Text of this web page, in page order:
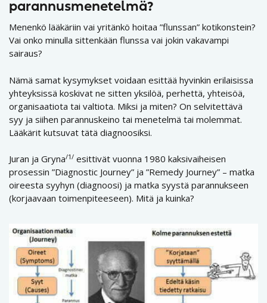
parannusmenetelmä?
Menenkö lääkäriin vai yritänkö hoitaa ”flunssan” kotikonstein?
Vai onko minulla sittenkään flunssa vai jokin vakavampi
sairaus?
Nämä samat kysymykset voidaan esittää hyvinkin erilaisissa
yhteyksissä koskivat ne sitten yksilöä, perhettä, yhteisöä,
organisaatiota tai valtiota. Miksi ja miten? On selvitettävä
syy ja siihen parannuskeino tai menetelmä tai molemmat.
Lääkärit kutsuvat tätä diagnoosiksi.
Juran ja Gryna/1/ esittivät vuonna 1980 kaksivaiheisen
prosessin ”Diagnostic Journey” ja ”Remedy Journey” – matka
oireesta syyhyn (diagnoosi) ja matka syystä parannukseen
(korjaavaan toimenpiteeseen). Mitä ja kuinka?